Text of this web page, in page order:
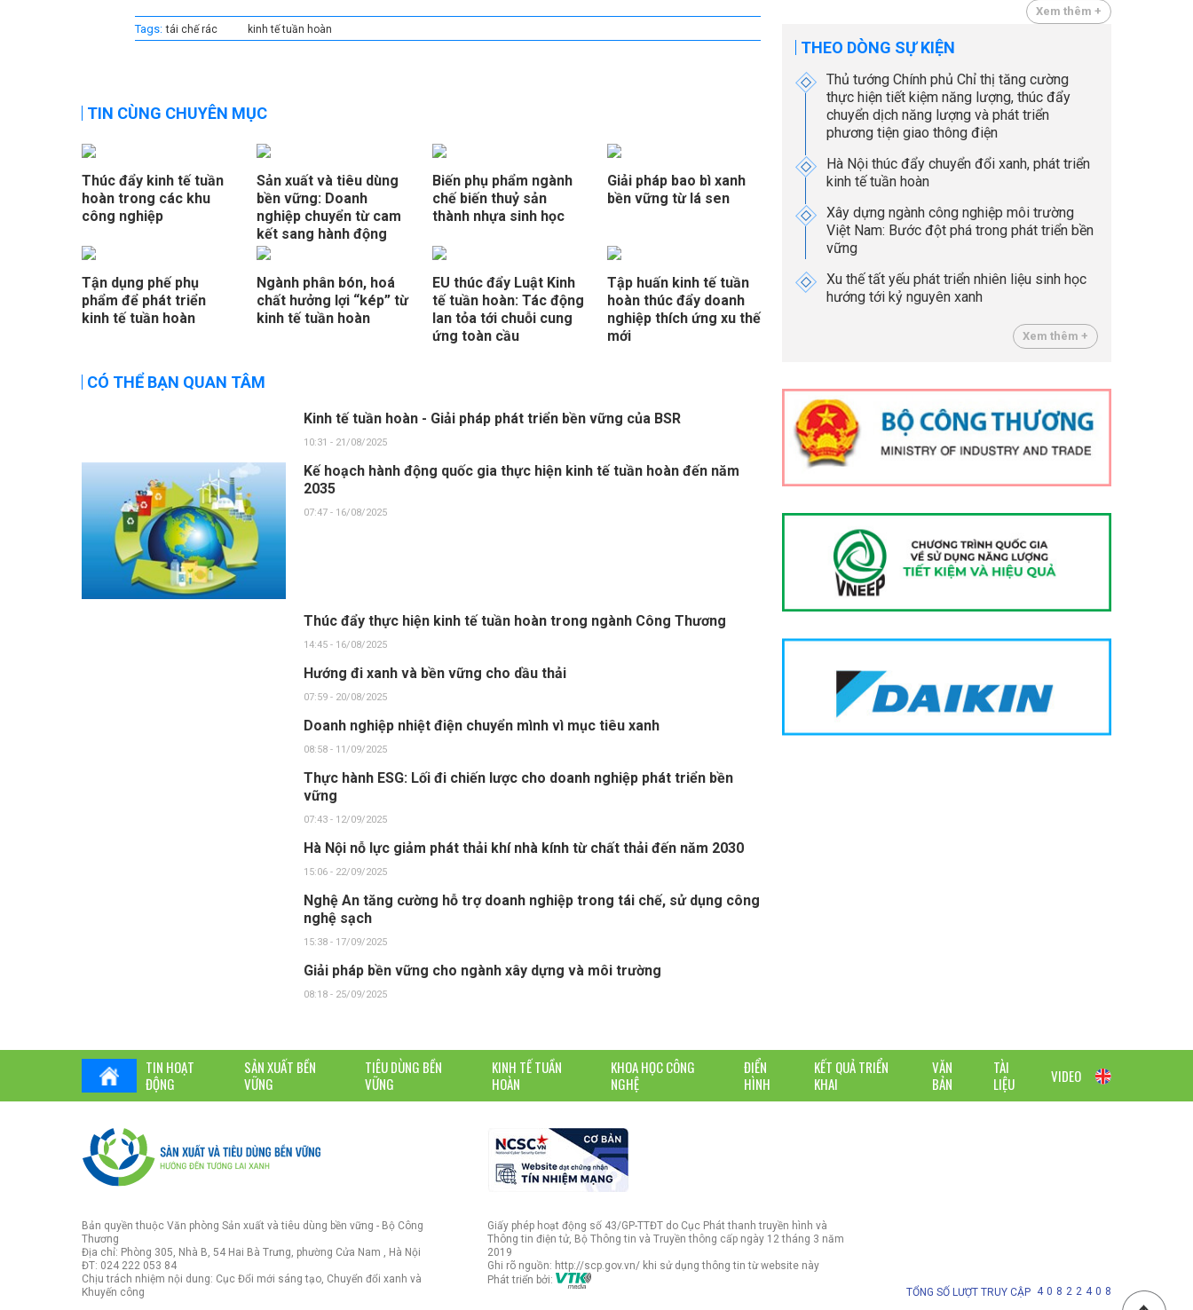
Tags: tái chế rác kinh tế tuần hoàn
TIN CÙNG CHUYÊN MỤC
Thúc đẩy kinh tế tuần
hoàn trong các khu
công nghiệp
Sản xuất và tiêu dùng
bền vững: Doanh
nghiệp chuyển từ cam
kết sang hành động
Biến phụ phẩm ngành
chế biến thuỷ sản
thành nhựa sinh học
Giải pháp bao bì xanh
bền vững từ lá sen
Tận dụng phế phụ
phẩm để phát triển
kinh tế tuần hoàn
Ngành phân bón, hoá
chất hưởng lợi “kép” từ
kinh tế tuần hoàn
EU thúc đẩy Luật Kinh
tế tuần hoàn: Tác động
lan tỏa tới chuỗi cung
ứng toàn cầu
Tập huấn kinh tế tuần
hoàn thúc đẩy doanh
nghiệp thích ứng xu thế
mới
CÓ THỂ BẠN QUAN TÂM
Kinh tế tuần hoàn - Giải pháp phát triển bền vững của BSR
10:31 - 21/08/2025
Kế hoạch hành động quốc gia thực hiện kinh tế tuần hoàn đến năm
2035
07:47 - 16/08/2025
Thúc đẩy thực hiện kinh tế tuần hoàn trong ngành Công Thương
14:45 - 16/08/2025
Hướng đi xanh và bền vững cho dầu thải
07:59 - 20/08/2025
Doanh nghiệp nhiệt điện chuyển mình vì mục tiêu xanh
08:58 - 11/09/2025
Thực hành ESG: Lối đi chiến lược cho doanh nghiệp phát triển bền
vững
07:43 - 12/09/2025
Hà Nội nỗ lực giảm phát thải khí nhà kính từ chất thải đến năm 2030
15:06 - 22/09/2025
Nghệ An tăng cường hỗ trợ doanh nghiệp trong tái chế, sử dụng công
nghệ sạch
15:38 - 17/09/2025
Giải pháp bền vững cho ngành xây dựng và môi trường
08:18 - 25/09/2025
Xem thêm +
THEO DÒNG SỰ KIỆN
Thủ tướng Chính phủ Chỉ thị tăng cường
thực hiện tiết kiệm năng lượng, thúc đẩy
chuyển dịch năng lượng và phát triển
phương tiện giao thông điện
Hà Nội thúc đẩy chuyển đổi xanh, phát triển
kinh tế tuần hoàn
Xây dựng ngành công nghiệp môi trường
Việt Nam: Bước đột phá trong phát triển bền
vững
Xu thế tất yếu phát triển nhiên liệu sinh học
hướng tới kỷ nguyên xanh
Xem thêm +
TIN HOẠT
ĐỘNG
SẢN XUẤT BỀN
VỮNG
TIÊU DÙNG BỀN
VỮNG
KINH TẾ TUẦN
HOÀN
KHOA HỌC CÔNG
NGHỆ
ĐIỂN
HÌNH
KẾT QUẢ TRIỂN
KHAI
VĂN
BẢN
TÀI
LIỆU
VIDEO
Bản quyền thuộc Văn phòng Sản xuất và tiêu dùng bền vững - Bộ Công
Thương
Địa chỉ: Phòng 305, Nhà B, 54 Hai Bà Trưng, phường Cửa Nam , Hà Nội
ĐT: 024 222 053 84
Chịu trách nhiệm nội dung: Cục Đổi mới sáng tạo, Chuyển đổi xanh và
Khuyến công
Giấy phép hoạt động số 43/GP-TTĐT do Cục Phát thanh truyền hình và
Thông tin điện tử, Bộ Thông tin và Truyền thông cấp ngày 12 tháng 3 năm
2019
Ghi rõ nguồn: http://scp.gov.vn/ khi sử dụng thông tin từ website này
Phát triển bởi:
TỔNG SỐ LƯỢT TRUY CẬP 4 0 8 2 2 4 0 8